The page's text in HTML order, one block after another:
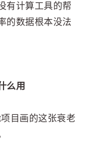
计算工具的帮
的数据根本没法
么用
目画的这张衰老